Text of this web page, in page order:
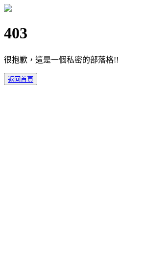
403
很抱歉，這是一個私密的部落格!!
返回首頁